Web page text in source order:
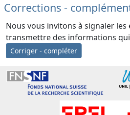
Corrections -
Nous vous invitons à signaler
transmettre des informations
Corriger - compléter